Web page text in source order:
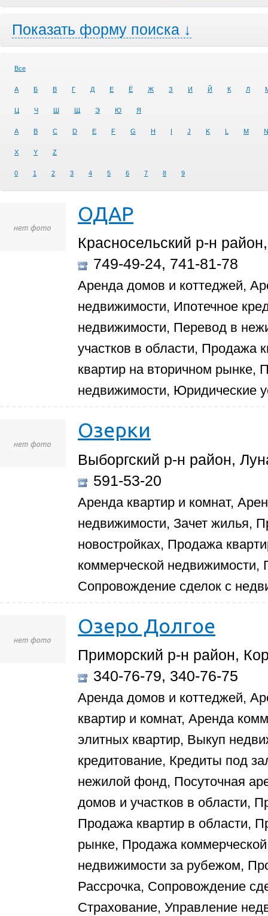
Показать форму поиска ↓
Все
А Б В Г Д Е Ё Ж З И Й К Л
Ц Ч Ш Щ Э Ю Я
A B C D E F G H I J K L M N
X Y Z
0 1 2 3 4 5 6 7 8 9
ОДАР
Красносельский р-н
749-49-24, 741-81-78
Аренда домов и коттеджей,
недвижимости, Ипотечное
недвижимости, Перевод в
участков в области, Продажа
квартир на вторичном рынке,
недвижимости, Юридические
Озерки
Выборгский р-н район,
591-53-20
Аренда квартир и комнат,
недвижимости, Зачет жилья,
новостройках, Продажа
коммерческой недвижимости,
Сопровождение сделок с
Озеро Долгое
Приморский р-н район,
340-76-79, 340-76-75
Аренда домов и коттеджей,
квартир и комнат, Аренда
элитных квартир, Выкуп
кредитование, Кредиты под
нежилой фонд, Посуточная
домов и участков в области,
Продажа квартир в области,
рынке, Продажа
недвижимости за рубежом,
Рассрочка, Сопровождение
Страхование, Управление